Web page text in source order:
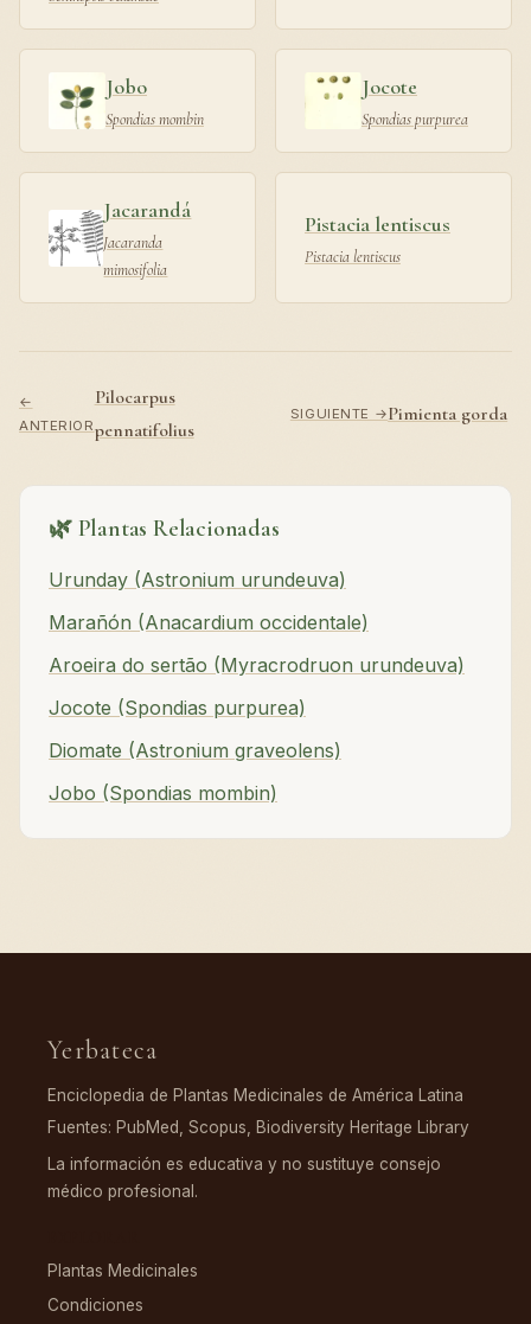
Jobo
Spondias mombin
Jocote
Spondias purpurea
Jacarandá
Jacaranda
mimosifolia
Pistacia lentiscus
Pistacia lentiscus
←
ANTERIOR
Pilocarpus
pennatifolius
SIGUIENTE →Pimienta gorda
🌿 Plantas Relacionadas
Urunday (Astronium urundeuva)
Marañón (Anacardium occidentale)
Aroeira do sertão (Myracrodruon urundeuva)
Jocote (Spondias purpurea)
Diomate (Astronium graveolens)
Jobo (Spondias mombin)
Yerbateca
Enciclopedia de Plantas Medicinales de América Latina
Fuentes: PubMed, Scopus, Biodiversity Heritage Library
La información es educativa y no sustituye consejo
médico profesional.
Plantas Medicinales
Condiciones